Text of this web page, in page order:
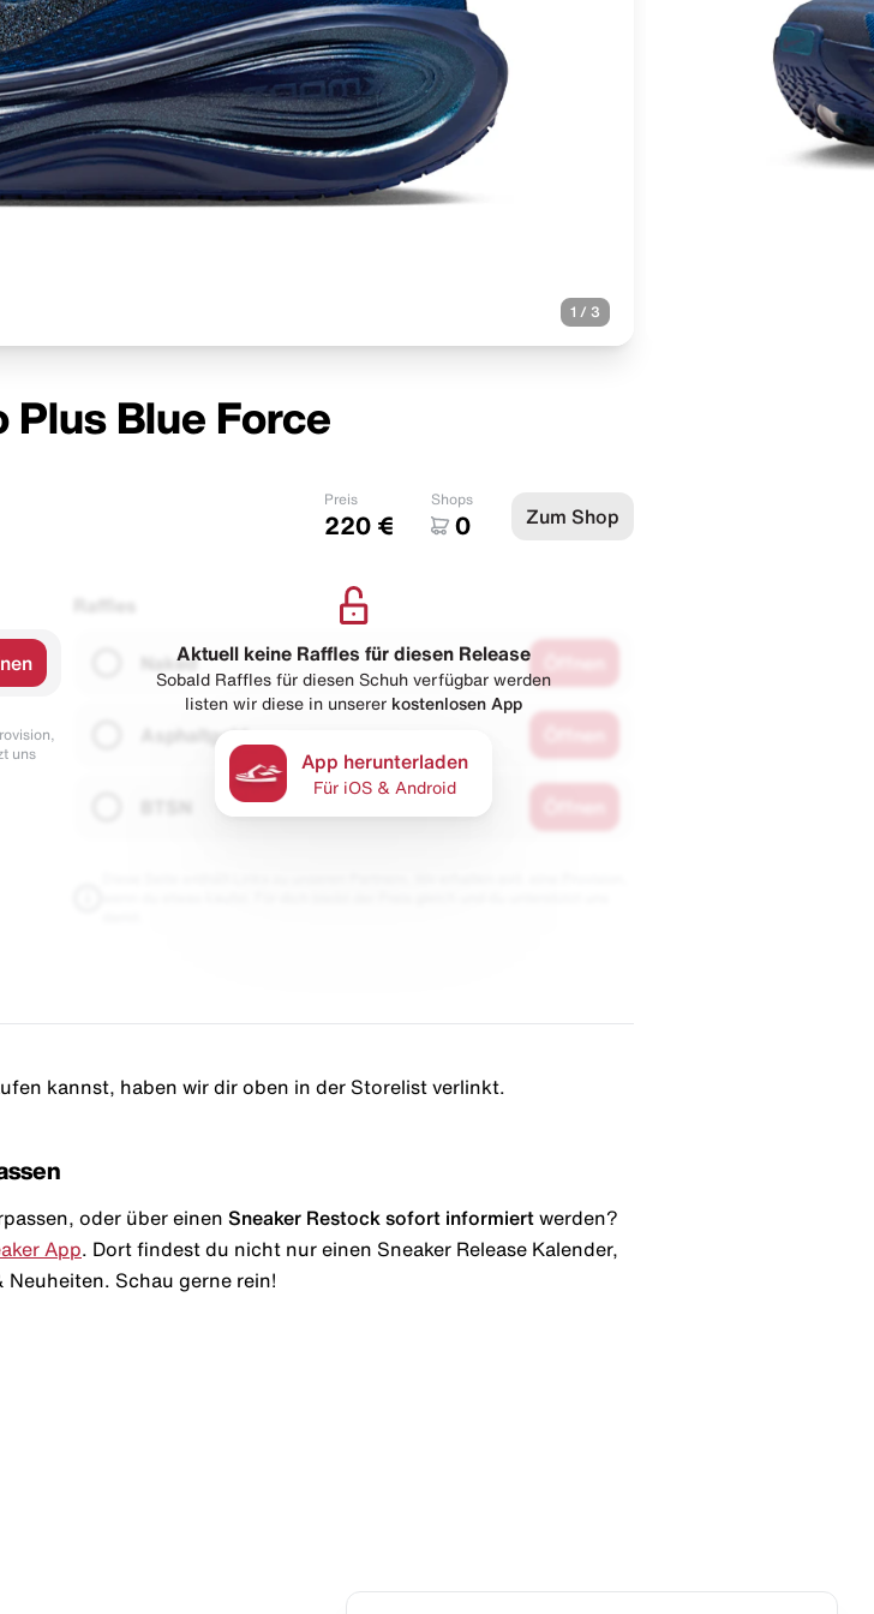
1 / 3
Plus Blue Force
Preis
220 €
Shops
0 Zum Shop
uns
Raffles
Naked
Asphaltgold
Aktuell keine Raffles für diesen Release
Sobald Raffles für diesen Schuh verfügbar werden
listen wir diese in unserer kostenlosen App
App herunterladen
Für iOS & Android
kannst, haben wir dir oben in der Storelist verlinkt.
oder über einen Sneaker Restock sofort informiert werden?
App . Dort findest du nicht nur einen Sneaker Release Kalender,
Neuheiten. Schau gerne rein!